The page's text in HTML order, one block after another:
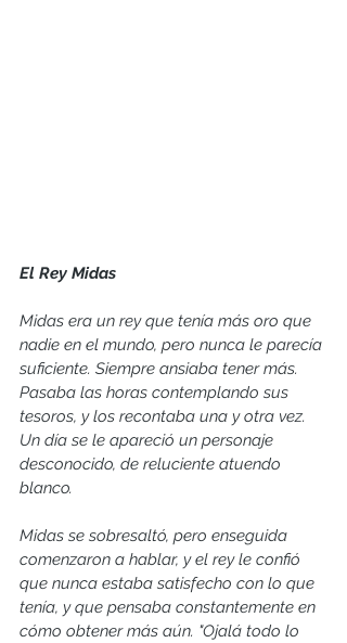
El Rey Midas
Midas era un rey que tenía más oro que
nadie en el mundo, pero nunca le parecía
suficiente. Siempre ansiaba tener más.
Pasaba las horas contemplando sus
tesoros, y los recontaba una y otra vez.
Un día se le apareció un personaje
desconocido, de reluciente atuendo
blanco.
Midas se sobresaltó, pero enseguida
comenzaron a hablar, y el rey le confió
que nunca estaba satisfecho con lo que
tenía, y que pensaba constantemente en
cómo obtener más aún. "Ojalá todo lo